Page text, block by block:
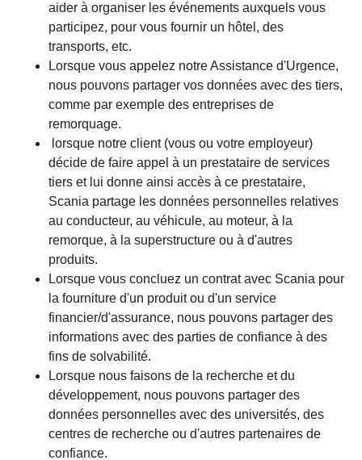
aider à organiser les événements auxquels vous
participez, pour vous fournir un hôtel, des
transports, etc.
Lorsque vous appelez notre Assistance d'Urgence,
nous pouvons partager vos données avec des tiers,
comme par exemple des entreprises de
remorquage.
lorsque notre client (vous ou votre employeur)
décide de faire appel à un prestataire de services
tiers et lui donne ainsi accès à ce prestataire,
Scania partage les données personnelles relatives
au conducteur, au véhicule, au moteur, à la
remorque, à la superstructure ou à d'autres
produits.
Lorsque vous concluez un contrat avec Scania pour
la fourniture d'un produit ou d'un service
financier/d'assurance, nous pouvons partager des
informations avec des parties de confiance à des
fins de solvabilité.
Lorsque nous faisons de la recherche et du
développement, nous pouvons partager des
données personnelles avec des universités, des
centres de recherche ou d'autres partenaires de
confiance.